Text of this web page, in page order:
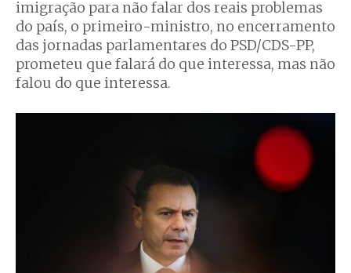
imigração para não falar dos reais problemas
do país, o primeiro-ministro, no encerramento
das jornadas parlamentares do PSD/CDS-PP,
prometeu que falará do que interessa, mas não
falou do que interessa.